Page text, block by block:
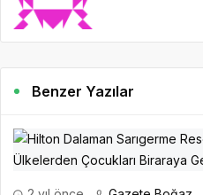
Benzer Yazılar